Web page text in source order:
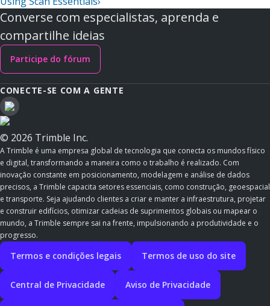
Converse com especialistas, aprenda e
compartilhe ideias
Participe do fórum
CONECTE-SE COM A GENTE
© 2026 Trimble Inc.
A Trimble é uma empresa global de tecnologia que conecta os mundos físico
e digital, transformando a maneira como o trabalho é realizado. Com
inovação constante em posicionamento, modelagem e análise de dados
precisos, a Trimble capacita setores essenciais, como construção, geoespacial
e transporte. Seja ajudando clientes a criar e manter a infraestrutura, projetar
e construir edifícios, otimizar cadeias de suprimentos globais ou mapear o
mundo, a Trimble sempre sai na frente, impulsionando a produtividade e o
progresso.
Termos e condições legais Termos de uso do site
Central de Privacidade Aviso de Privacidade